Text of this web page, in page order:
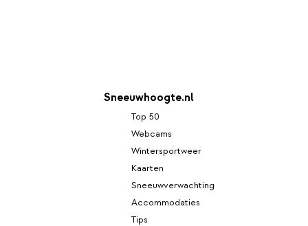
Sneeuwhoogte.nl
Top 50
Webcams
Wintersportweer
Kaarten
Sneeuwverwachting
Accommodaties
Tips